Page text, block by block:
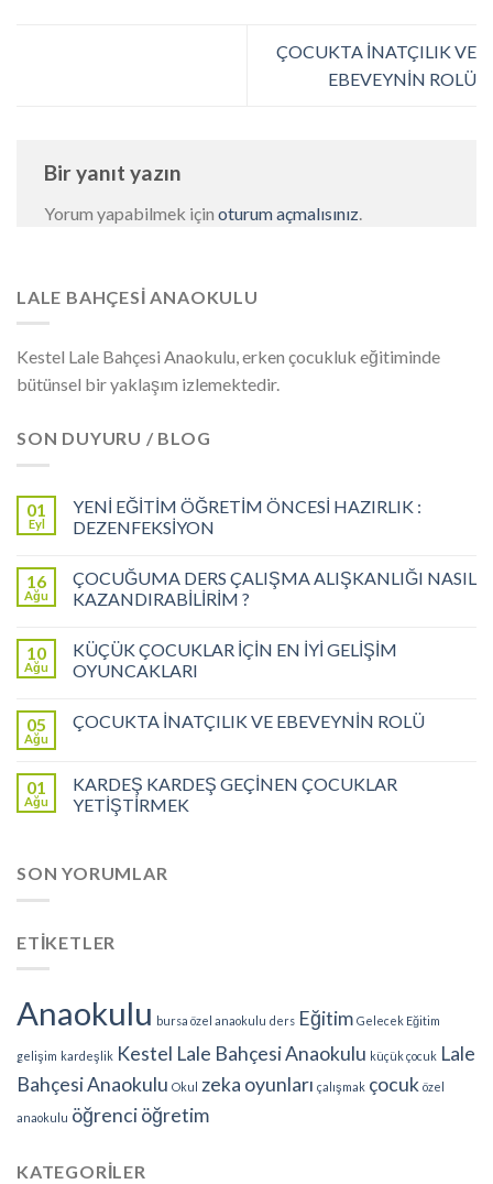
ÇOCUKTA İNATÇILIK VE
EBEVEYNİN ROLÜ
Bir yanıt yazın
Yorum yapabilmek için oturum açmalısınız.
LALE BAHÇESI ANAOKULU
Kestel Lale Bahçesi Anaokulu, erken çocukluk eğitiminde
bütünsel bir yaklaşım izlemektedir.
SON DUYURU / BLOG
01
Eyl
YENİ EĞİTİM ÖĞRETİM ÖNCESİ HAZIRLIK :
DEZENFEKSİYON
16
Ağu
ÇOCUĞUMA DERS ÇALIŞMA ALIŞKANLIĞI NASIL
KAZANDIRABİLİRİM ?
10
Ağu
KÜÇÜK ÇOCUKLAR İÇİN EN İYİ GELİŞİM
OYUNCAKLARI
05
Ağu
ÇOCUKTA İNATÇILIK VE EBEVEYNİN ROLÜ
01
Ağu
KARDEŞ KARDEŞ GEÇİNEN ÇOCUKLAR
YETİŞTİRMEK
SON YORUMLAR
ETIKETLER
Anaokulu bursa özel anaokulu ders Eğitim Gelecek Eğitim
gelişim kardeşlik Kestel Lale Bahçesi Anaokulu küçük çocuk Lale
Bahçesi Anaokulu Okul zeka oyunları çalışmak çocuk özel
anaokulu öğrenciöğretim
KATEGORILER